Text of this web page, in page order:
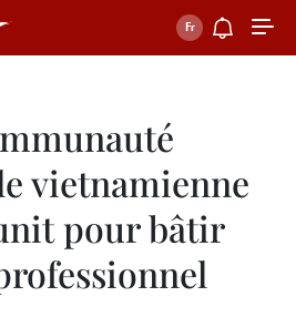
vietnamienne
pour bâtir